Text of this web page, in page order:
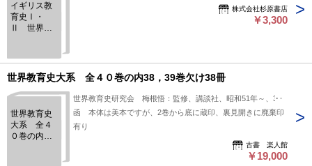
イギリス教
育史Ⅰ・
Ⅱ 世界教
株式会社杉原書店
￥3,300
世界教育史大系 全４０巻の内38，39巻欠け38冊
世界教育史
大系 全４
０巻の内
世界教育史研究会 梅根悟：監修、講談社、昭和51年～、38
函 本体は美本ですが、2巻から底に蔵印、裏見開きに廃棄印
有り
古書 楽人館
￥19,000